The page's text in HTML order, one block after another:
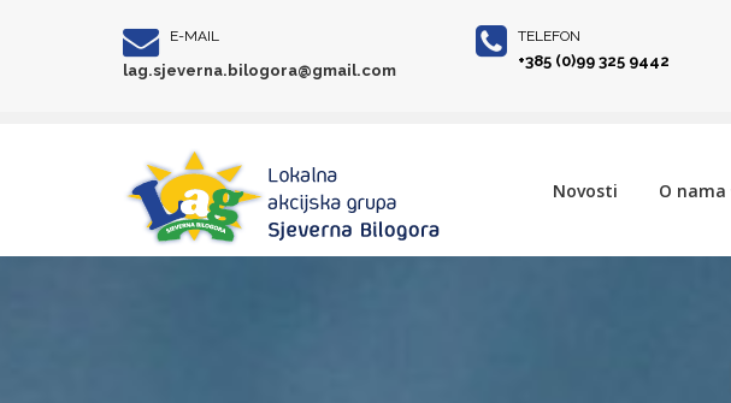
E-MAIL
lag.sjeverna.bilogora@gmail.com
TELEFON
+385 (0)99 325 9442
Novosti O nama